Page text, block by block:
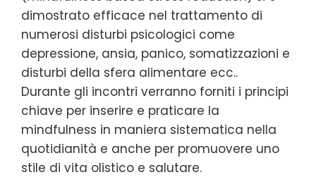
dimostrato efficace nel trattamento di
numerosi disturbi psicologici come
depressione, ansia, panico, somatizzazioni e
disturbi della sfera alimentare ecc..
Durante gli incontri verranno forniti i principi
chiave per inserire e praticare la
mindfulness in maniera sistematica nella
quotidianità e anche per promuovere uno
stile di vita olistico e salutare.